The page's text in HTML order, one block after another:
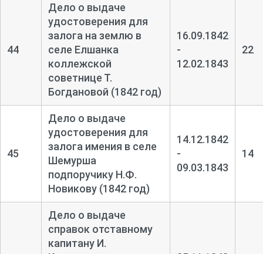
44
Дело о выдаче
удостоверения для
залога на землю в
селе Елшанка
коллежской
советнице Т.
Богдановой (1842 год)
16.09.1842
-
12.02.1843
22
45
Дело о выдаче
удостоверения для
залога имения в селе
Шемурша
подпоручику Н.Ф.
Новикову (1842 год)
14.12.1842
-
09.03.1843
14
Дело о выдаче
справок отставному
капитану И.